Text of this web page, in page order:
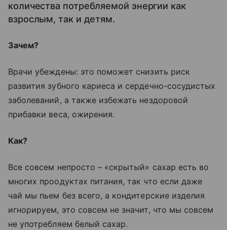
количества потребляемой энергии как
взрослым, так и детям.
Зачем?
Врачи убеждены: это поможет снизить риск
развития зубного кариеса и сердечно-сосудистых
заболеваний, а также избежать нездоровой
прибавки веса, ожирения.
Как?
Все совсем непросто – «скрытый» сахар есть во
многих проодуктах питания, так что если даже
чай мы пьем без всего, а кондитерские изделия
игнорируем, это совсем не значит, что мы совсем
не употребляем белый сахар.